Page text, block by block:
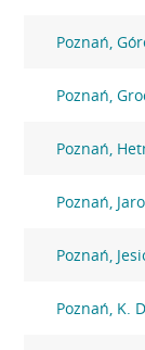
Poznań,
Poznań,
Poznań,
Poznań,
Poznań,
Poznań, K.